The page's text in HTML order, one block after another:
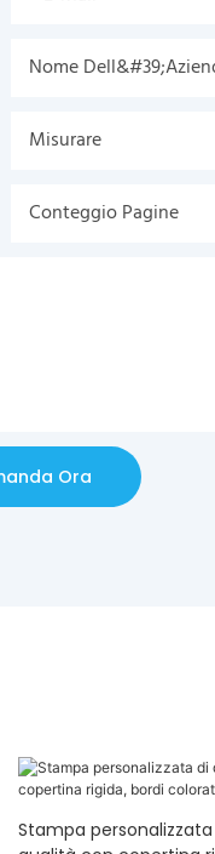
Nome
Misurare
Conteggio Pagine
Ora
Stampa